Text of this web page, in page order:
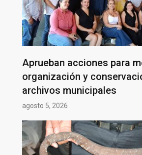
Aprueban acciones para
organización y
archivos municipales
agosto 5, 2026